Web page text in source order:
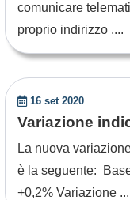
comunicare
proprio indirizzo ....
16 set 2020
Variazione
La nuova
è la seguente:
+0,2% Variazione